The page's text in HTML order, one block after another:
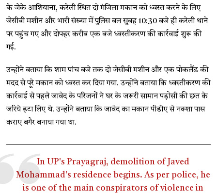
के जेके आशियाना, करेली स्थित दो मंजिला मकान को ध्वस्त करने के लिए
जेसीबी मशीन और भारी संख्या में पुलिस बल सुबह 10:30 बजे ही करेली थाने
पर पहुंच गए और दोपहर करीब एक बजे ध्वस्तीकरण की कार्रवाई शुरू की
गई.
उन्होंने बताया कि शाम पांच बजे तक दो जेसीबी मशीन और एक पोकलैंड की
मदद से पूरे मकान को ध्वस्त कर दिया गया. उन्होंने बताया कि ध्वस्तीकरण की
कार्रवाई से पहले जावेद के परिजनों ने घर के जरूरी सामान पड़ोसी की छत के
जरिये हटा लिए थे. उन्होंने बताया कि जावेद का मकान पीडीए से नक्शा पास
कराए बगैर बनाया गया था.
In UP's Prayagraj, demolition of Javed
Mohammad's residence begins. As per police, he
is one of the main conspirators of violence in